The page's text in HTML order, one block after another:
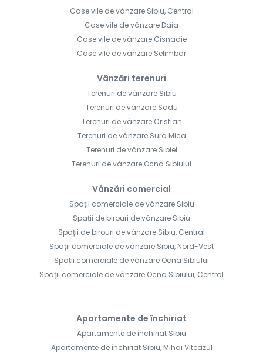
Case vile de vânzare Sibiu, Central
Case vile de vânzare Daia
Case vile de vânzare Cisnadie
Case vile de vânzare Selimbar
Vânzări terenuri
Terenuri de vânzare Sibiu
Terenuri de vânzare Sadu
Terenuri de vânzare Cristian
Terenuri de vânzare Sura Mica
Terenuri de vânzare Sibiel
Terenuri de vânzare Ocna Sibiului
Vânzări comercial
Spații comerciale de vânzare Sibiu
Spații de birouri de vânzare Sibiu
Spații de birouri de vânzare Sibiu, Central
Spații comerciale de vânzare Sibiu, Nord-Vest
Spații comerciale de vânzare Ocna Sibiului
Spații comerciale de vânzare Ocna Sibiului, Central
Apartamente de închiriat
Apartamente de închiriat Sibiu
Apartamente de închiriat Sibiu, Mihai Viteazul